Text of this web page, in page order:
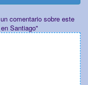
comentario sobre este
Santiago"